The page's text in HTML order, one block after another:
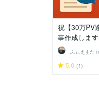
祝【30万PV
事作成します
5.0 (1)